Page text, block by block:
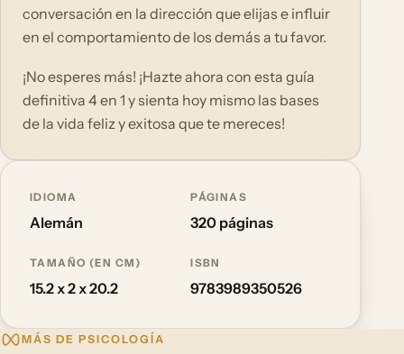
conversación en la dirección que elijas e influir
en el comportamiento de los demás a tu favor.
¡No esperes más! ¡Hazte ahora con esta guía
definitiva 4 en 1 y sienta hoy mismo las bases
de la vida feliz y exitosa que te mereces!
IDIOMA
Alemán
PÁGINAS
320 páginas
TAMAÑO (EN CM)
15.2 x 2 x 20.2
ISBN
9783989350526
MÁS DE PSICOLOGÍA